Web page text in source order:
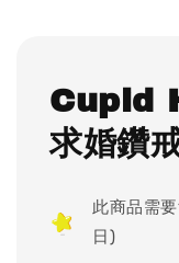
Cupid
求婚鑽
此商品需
日)